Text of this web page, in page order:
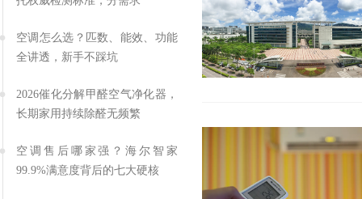
空调怎么选？匹数、能效、功能
全讲透，新手不踩坑
2026催化分解甲醛空气净化器，
长期家用持续除醛无频繁
空调售后哪家强？海尔智家
99.9%满意度背后的七大硬核